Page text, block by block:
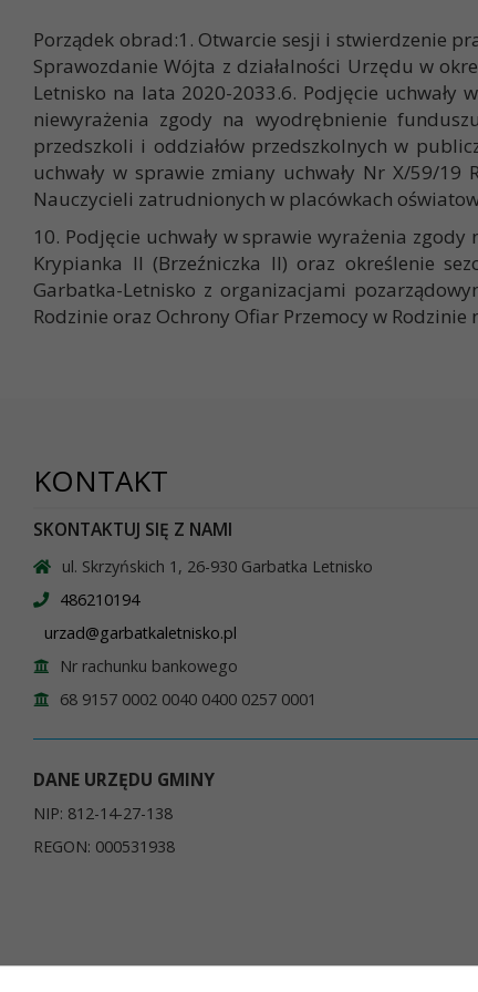
Porządek obrad:1. Otwarcie sesji i stwierdzenie
Sprawozdanie Wójta z działalności Urzędu w
Letnisko na lata 2020-2033.6. Podjęcie
niewyrażenia zgody na wyodrębnienie
przedszkoli i oddziałów przedszkolnych w
uchwały w sprawie zmiany uchwały Nr X/59/
Nauczycieli zatrudnionych w placówkach
10. Podjęcie uchwały w sprawie wyrażenia
Krypianka II (Brzeźniczka II) oraz określenie
Garbatka-Letnisko z organizacjami
Rodzinie oraz Ochrony Ofiar Przemocy w
KONTAKT
SKONTAKTUJ SIĘ Z NAMI
ul. Skrzyńskich 1, 26-930 Garbatka Letnisko
486210194
urzad@garbatkaletnisko.pl
Nr rachunku bankowego
68 9157 0002 0040 0400 0257 0001
DANE URZĘDU GMINY
NIP: 812-14-27-138
REGON: 000531938